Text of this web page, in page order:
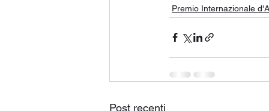
Premio Internazionale
Post recenti